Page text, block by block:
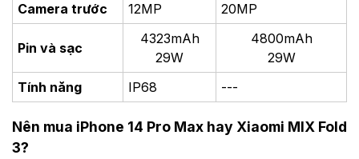
Camera trước
12MP 20MP
Pin và sạc
4323mAh
29W
4800mAh
29W
Tính năng
IP68 ---
Nên mua iPhone 14 Pro Max hay Xiaomi MIX Fold
3?